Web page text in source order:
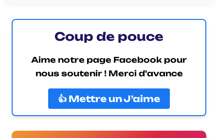
Coup de pouce
Aime notre page Facebook pour
nous soutenir ! Merci d'avance
👍 Mettre un J’aime